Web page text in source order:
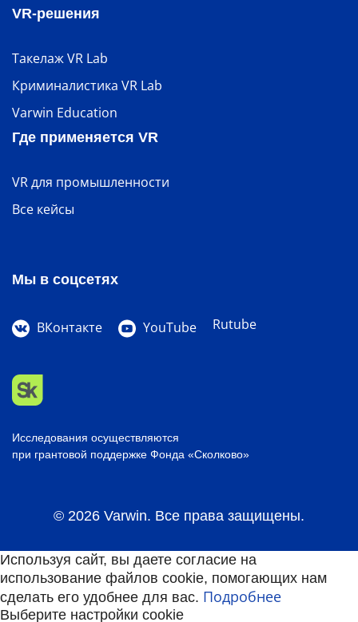
VR-решения
Такелаж VR Lab
Криминалистика VR Lab
Varwin Education
Где применяется VR
VR для промышленности
Все кейсы
Мы в соцсетях
ВКонтакте YouTube Rutube
Исследования осуществляются
при грантовой поддержке Фонда «Сколково»
© 2026 Varwin. Все права защищены.
Используя сайт, вы даете согласие на
использование файлов cookie, помогающих нам
сделать его удобнее для вас. Подробнее
Выберите настройки cookie